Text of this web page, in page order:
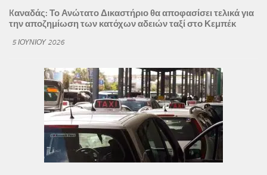
Kαναδάς: Το Ανώτατο Δικαστήριο θα αποφασίσει τελικά για
την αποζημίωση των κατόχων αδειών ταξί στο Κεμπέκ
5 ΙΟΥΝΊΟΥ 2026